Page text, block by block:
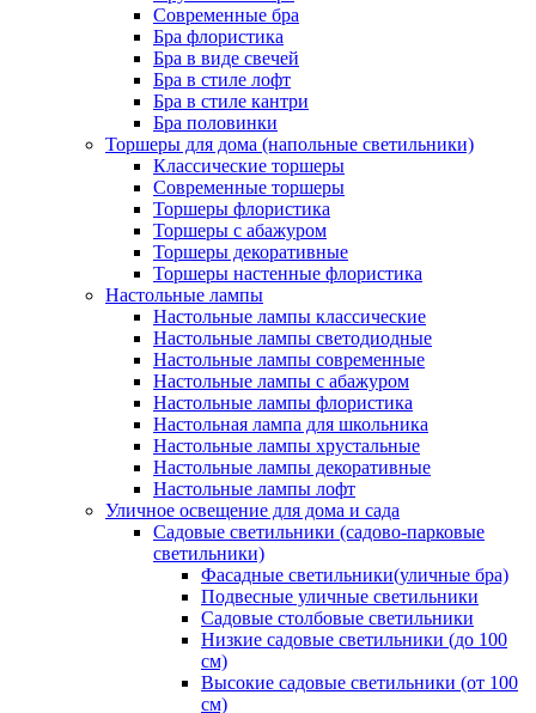
Современные бра
Бра флористика
Бра в виде свечей
Бра в стиле лофт
Бра в стиле кантри
Бра половинки
Торшеры для дома (напольные светильники)
Классические торшеры
Современные торшеры
Торшеры флористика
Торшеры с абажуром
Торшеры декоративные
Торшеры настенные флористика
Настольные лампы
Настольные лампы классические
Настольные лампы светодиодные
Настольные лампы современные
Настольные лампы с абажуром
Настольные лампы флористика
Настольная лампа для школьника
Настольные лампы хрустальные
Настольные лампы декоративные
Настольные лампы лофт
Уличное освещение для дома и сада
Садовые светильники (садово-парковые
светильники)
Фасадные светильники(уличные бра)
Подвесные уличные светильники
Садовые столбовые светильники
Низкие садовые светильники (до 100
см)
Высокие садовые светильники (от 100
см)